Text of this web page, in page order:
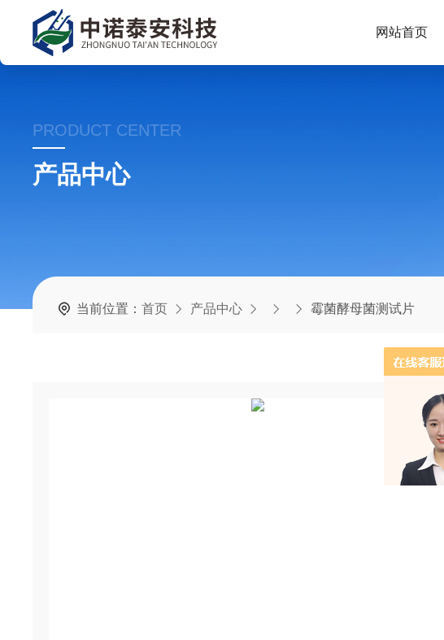
网站首页
PRODUCT CENTER
产品中心
当前位置：首页 产品中心 霉菌酵母菌测试片